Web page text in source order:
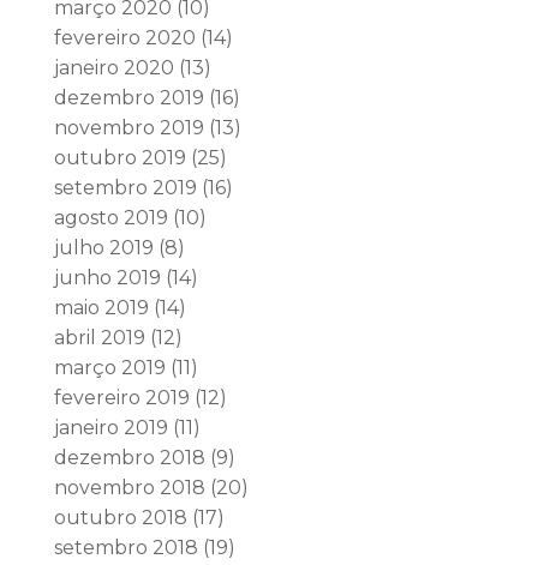
março 2020 (10)
fevereiro 2020 (14)
janeiro 2020 (13)
dezembro 2019 (16)
novembro 2019 (13)
outubro 2019 (25)
setembro 2019 (16)
agosto 2019 (10)
julho 2019 (8)
junho 2019 (14)
maio 2019 (14)
abril 2019 (12)
março 2019 (11)
fevereiro 2019 (12)
janeiro 2019 (11)
dezembro 2018 (9)
novembro 2018 (20)
outubro 2018 (17)
setembro 2018 (19)